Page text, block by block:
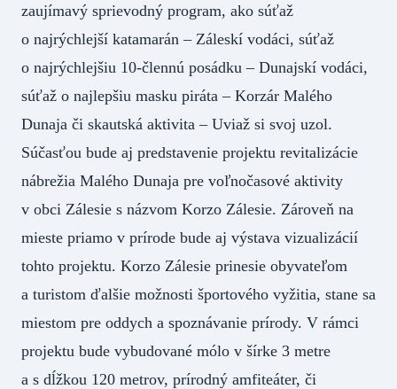
zaujímavý sprievodný program, ako súťaž
o najrýchlejší katamarán – Záleskí vodáci, súťaž
o najrýchlejšiu 10-člennú posádku – Dunajskí vodáci,
súťaž o najlepšiu masku piráta – Korzár Malého
Dunaja či skautská aktivita – Uviaž si svoj uzol.
Súčasťou bude aj predstavenie projektu revitalizácie
nábrežia Malého Dunaja pre voľnočasové aktivity
v obci Zálesie s názvom Korzo Zálesie. Zároveň na
mieste priamo v prírode bude aj výstava vizualizácií
tohto projektu. Korzo Zálesie prinesie obyvateľom
a turistom ďalšie možnosti športového vyžitia, stane sa
miestom pre oddych a spoznávanie prírody. V rámci
projektu bude vybudované mólo v šírke 3 metre
a s dĺžkou 120 metrov, prírodný amfiteáter, či